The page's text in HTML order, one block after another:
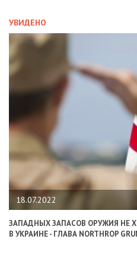
УВИДЕНО
18.07.2022
ЗАПАДНЫХ ЗАПАСОВ ОРУЖИЯ НЕ
В УКРАИНЕ - ГЛАВА NORTHROP